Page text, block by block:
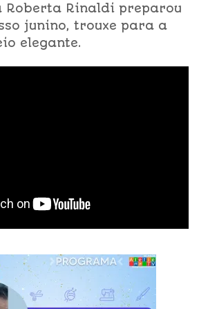
Roberta Rinaldi preparou
junino, trouxe para a
elegante.